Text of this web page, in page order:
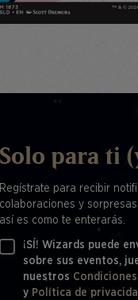
Solo para ti
Regístrate para recibir
colaboraciones y
así es como te enterarás.
¡SÍ! Wizards puede
sobre sus eventos,
nuestros
y Política de